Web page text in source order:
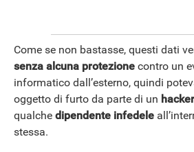
Come se non bastasse, questi dati
senza alcuna protezione contro un
informatico dall’esterno, quindi
oggetto di furto da parte di un hacker
qualche dipendente infedele
stessa.